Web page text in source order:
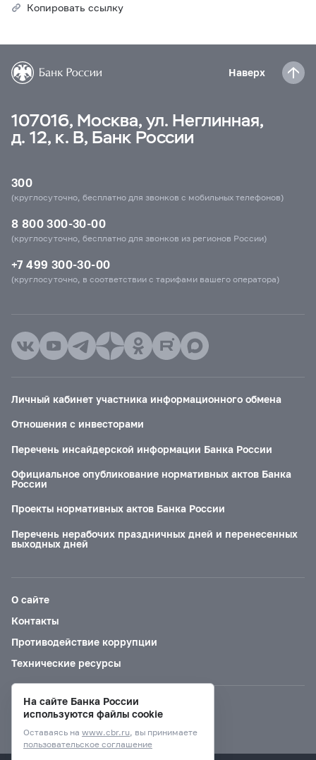
Копировать ссылку
Наверх
107016, Москва, ул. Неглинная,
д. 12, к. В, Банк России
300
(круглосуточно, бесплатно для звонков с мобильных телефонов)
8 800 300-30-00
(круглосуточно, бесплатно для звонков из регионов России)
+7 499 300-30-00
(круглосуточно, в соответствии с тарифами вашего оператора)
Личный кабинет участника информационного обмена
Отношения с инвесторами
Перечень инсайдерской информации Банка России
Официальное опубликование нормативных актов Банка
России
Проекты нормативных актов Банка России
Перечень нерабочих праздничных дней и перенесенных
выходных дней
О сайте
Контакты
Противодействие коррупции
Технические ресурсы
Версия для слабовидящих
На сайте Банка России
используются файлы cookie
Оставаясь на www.cbr.ru, вы принимаете
пользовательское соглашение